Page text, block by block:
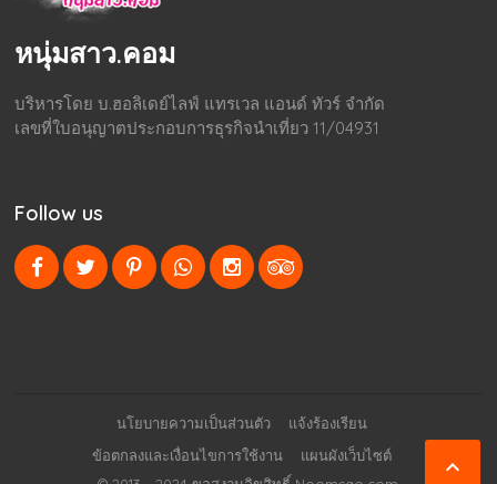

หนุ่มสาว.คอม
บริหารโดย บ.ฮอลิเดย์ไลฟ์ แทรเวล แอนด์ ทัวร์ จำกัด
เลขที่ใบอนุญาตประกอบการธุรกิจนำเที่ยว 11/04931
Follow us
นโยบายความเป็นส่วนตัว
แจ้งร้องเรียน
ข้อตกลงและเงื่อนไขการใช้งาน
แผนผังเว็บไซต์